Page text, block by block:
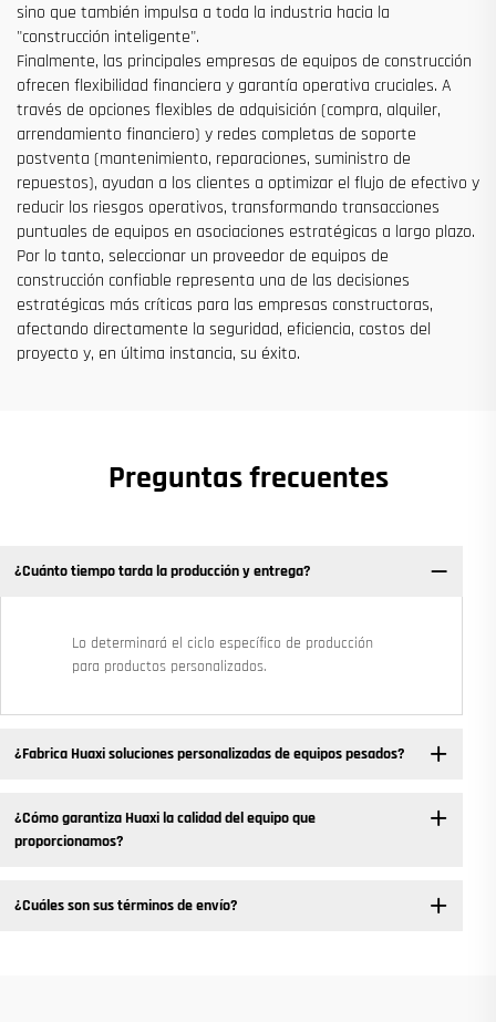
sino que también impulsa a toda la industria hacia la
"construcción inteligente".
Finalmente, las principales empresas de equipos de construcción
ofrecen flexibilidad financiera y garantía operativa cruciales. A
través de opciones flexibles de adquisición (compra, alquiler,
arrendamiento financiero) y redes completas de soporte
postventa (mantenimiento, reparaciones, suministro de
repuestos), ayudan a los clientes a optimizar el flujo de efectivo y
reducir los riesgos operativos, transformando transacciones
puntuales de equipos en asociaciones estratégicas a largo plazo.
Por lo tanto, seleccionar un proveedor de equipos de
construcción confiable representa una de las decisiones
estratégicas más críticas para las empresas constructoras,
afectando directamente la seguridad, eficiencia, costos del
proyecto y, en última instancia, su éxito.
Preguntas frecuentes
¿Cuánto tiempo tarda la producción y entrega?
Lo determinará el ciclo específico de producción
para productos personalizados.
¿Fabrica Huaxi soluciones personalizadas de equipos pesados?
¿Cómo garantiza Huaxi la calidad del equipo que
proporcionamos?
¿Cuáles son sus términos de envío?